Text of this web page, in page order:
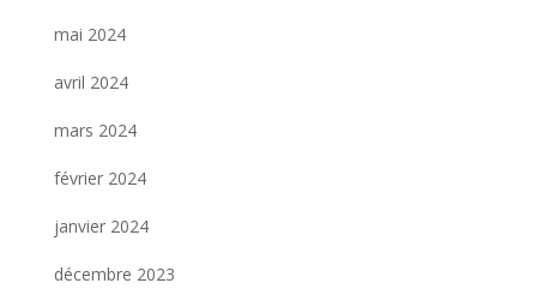
mai 2024
avril 2024
mars 2024
février 2024
janvier 2024
décembre 2023